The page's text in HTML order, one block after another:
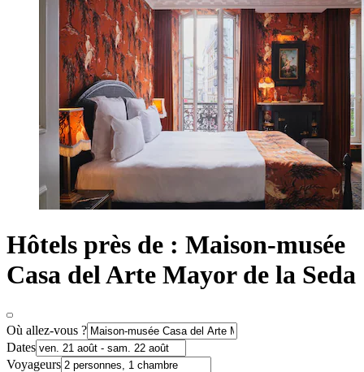
Hôtels près de : Maison-musée
Casa del Arte Mayor de la Seda
Où allez-vous ?
Dates
Voyageurs